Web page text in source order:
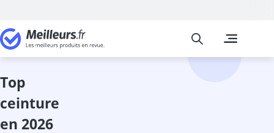
Mode
Arm-Shaper
Meilleurs
top
ceinture
en 2026